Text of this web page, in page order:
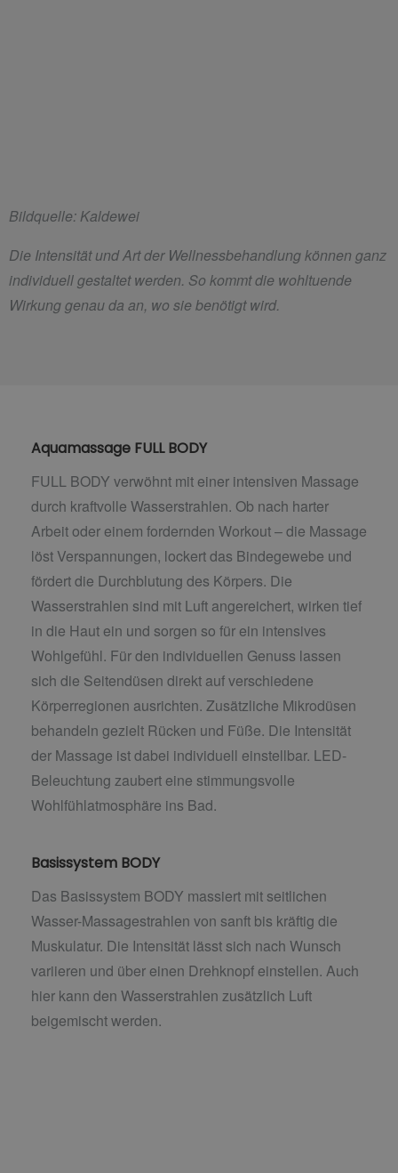
Bildquelle: Kaldewei
Die Intensität und Art der Wellnessbehandlung können ganz
individuell gestaltet werden. So kommt die wohltuende
Wirkung genau da an, wo sie benötigt wird.
Aquamassage FULL BODY
FULL BODY verwöhnt mit einer intensiven Massage
durch kraftvolle Wasserstrahlen. Ob nach harter
Arbeit oder einem fordernden Workout – die Massage
löst Verspannungen, lockert das Bindegewebe und
fördert die Durchblutung des Körpers. Die
Wasserstrahlen sind mit Luft angereichert, wirken tief
in die Haut ein und sorgen so für ein intensives
Wohlgefühl. Für den individuellen Genuss lassen
sich die Seitendüsen direkt auf verschiedene
Körperregionen ausrichten. Zusätzliche Mikrodüsen
behandeln gezielt Rücken und Füße. Die Intensität
der Massage ist dabei individuell einstellbar. LED-
Beleuchtung zaubert eine stimmungsvolle
Wohlfühlatmosphäre ins Bad.
Basissystem BODY
Das Basissystem BODY massiert mit seitlichen
Wasser-Massagestrahlen von sanft bis kräftig die
Muskulatur. Die Intensität lässt sich nach Wunsch
variieren und über einen Drehknopf einstellen. Auch
hier kann den Wasserstrahlen zusätzlich Luft
beigemischt werden.